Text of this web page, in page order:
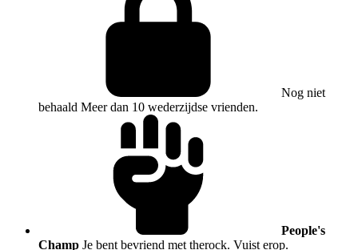
Nog niet
behaald Meer dan 10 wederzijdse vrienden.
People's
Champ Je bent bevriend met therock. Vuist erop.